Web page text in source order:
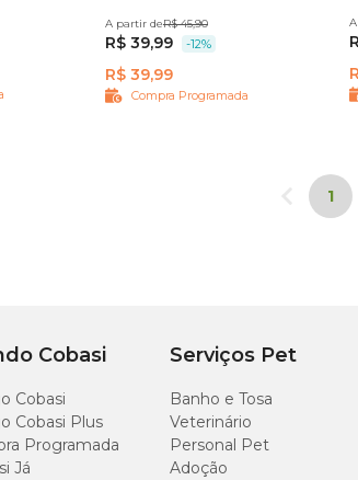
45 g
A partir deR$ 45,90
R$ 39,99 -12%
R$ 39,99
Compra Programada
1
Cobasi
Cobasi
Cobasi Plus
Programada
Já
Serviços Pet
Banho e Tosa
Veterinário
Personal Pet
Adoção